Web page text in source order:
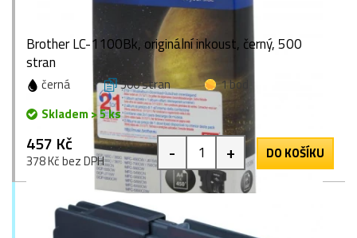
Brother LC-1100Bk, originální inkoust, černý, 500
stran
černá 500 stran
1 bod
Skladem > 5 ks
457 Kč
378 Kč bez DPH - + DO KOŠÍKU